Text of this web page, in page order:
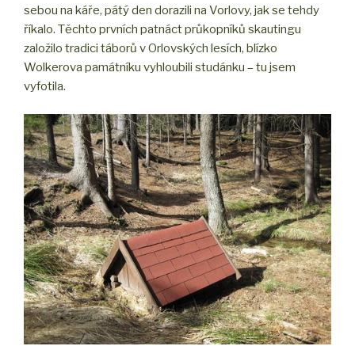
sebou na káře, pátý den dorazili na Vorlovy, jak se tehdy
říkalo. Těchto prvních patnáct průkopníků skautingu
založilo tradici táborů v Orlovských lesích, blízko
Wolkerova památníku vyhloubili studánku – tu jsem
vyfotila.